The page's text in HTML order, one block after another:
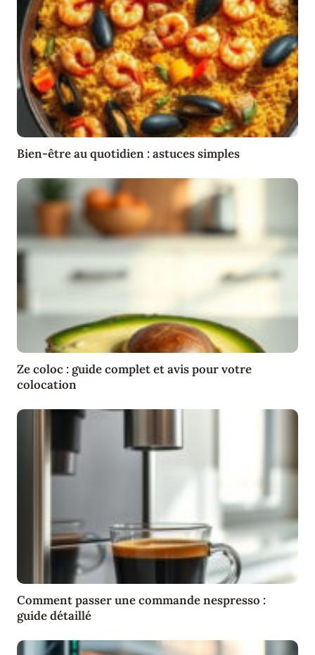
Bien-être au quotidien : astuces simples
Ze coloc : guide complet et avis pour votre
colocation
Comment passer une commande nespresso :
guide détaillé